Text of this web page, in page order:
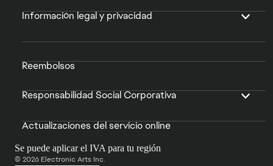
Información legal y privacidad
Reembolsos
Responsabilidad Social Corporativa
Actualizaciones del servicio online
Se puede aplicar el IVA para tu región
© 2026 Electronic Arts Inc.